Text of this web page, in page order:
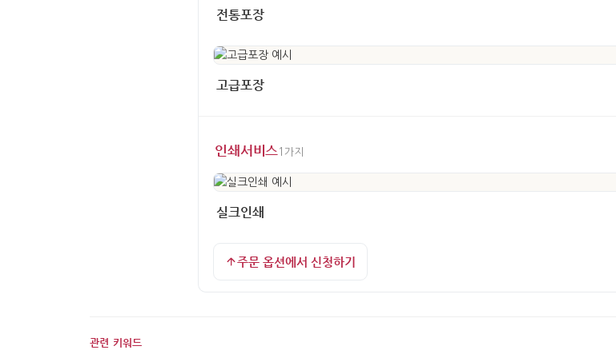
전통포장
고급포장
인쇄서비스 1가지
실크인쇄
주문 옵션에서 신청하기
관련 키워드